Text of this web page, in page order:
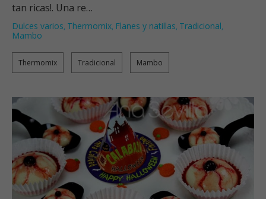
tan ricas!. Una re…
Dulces varios, Thermomix, Flanes y natillas, Tradicional,
Mambo
Thermomix Tradicional Mambo